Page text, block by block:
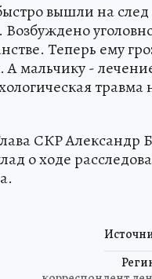
вышли на след
Теперь ему
А мальчику -
травма
СКР Александр
о ходе